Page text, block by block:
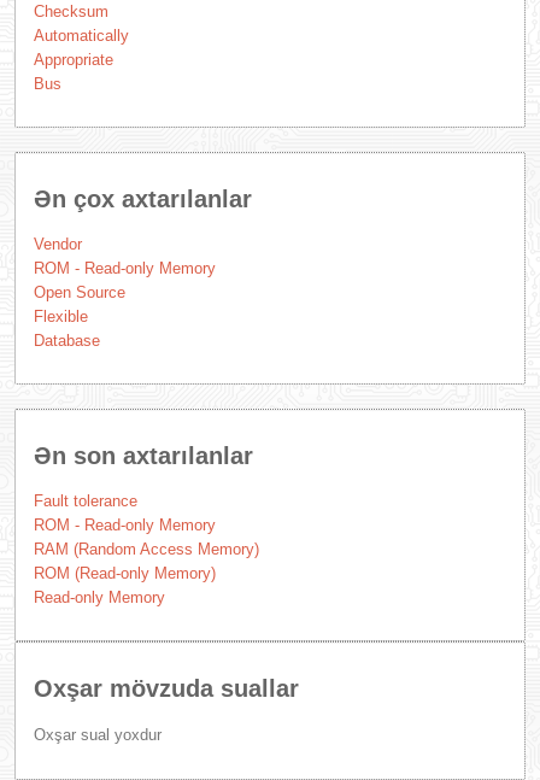
Checksum
Automatically
Appropriate
Bus
Ən çox axtarılanlar
Vendor
ROM - Read-only Memory
Open Source
Flexible
Database
Ən son axtarılanlar
Fault tolerance
ROM - Read-only Memory
RAM (Random Access Memory)
ROM (Read-only Memory)
Read-only Memory
Oxşar mövzuda suallar
Oxşar sual yoxdur